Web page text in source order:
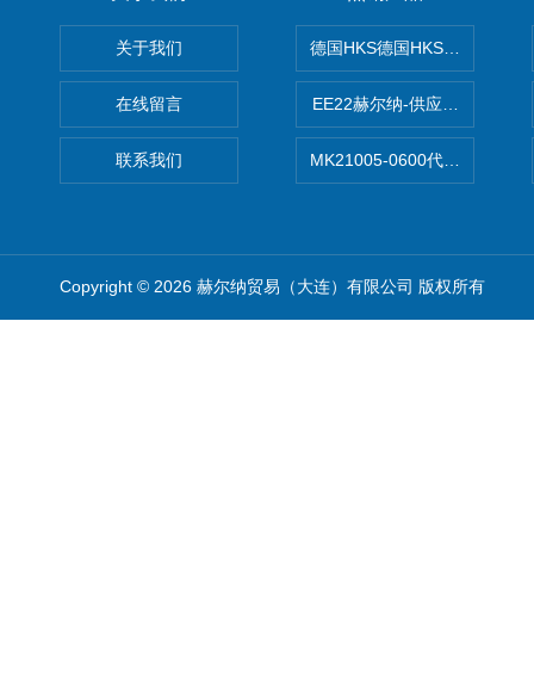
关于我们
在线留言
联系我们
德国HKS德国HKS液压旋转摆
EE22赫尔纳-供应
MK21005-0600代理德国MK
Copyright © 2026 赫尔纳贸易（大连）有限公司 版权所有